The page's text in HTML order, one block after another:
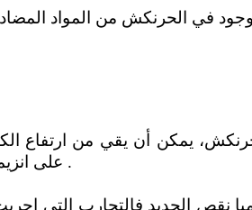
في الحرنكش من المواد
على انزيمات الكبد ، ويقضى على اصابات الانيميا ونقص الحديد .